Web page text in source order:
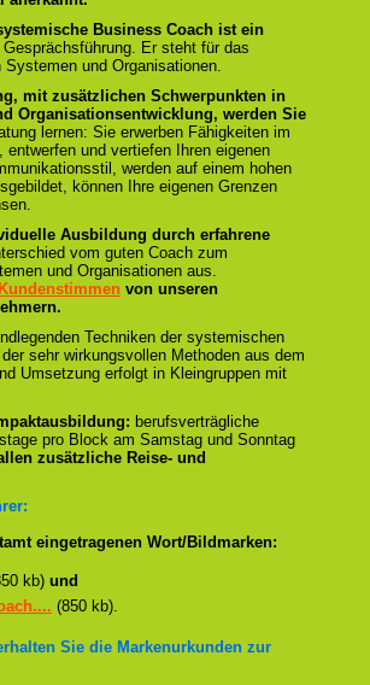
Business Coach ist ein
Er steht für das
und Organisationen.
mit zusätzlichen Schwerpunkten in
Organisationsentwicklung, werden Sie
lernen: Sie erwerben Fähigkeiten im
und vertiefen Ihren eigenen
werden auf einem hohen
können Ihre eigenen Grenzen
Ausbildung durch erfahrene
vom guten Coach zum
und Organisationen aus.
von unseren
Techniken der systemischen
sehr wirkungsvollen Methoden aus dem
Umsetzung erfolgt in Kleingruppen mit
berufsverträgliche
pro Block am Samstag und Sonntag
zusätzliche Reise- und
eingetragenen Wort/Bildmarken:
kb) und
(850 kb).
Sie die Markenurkunden zur